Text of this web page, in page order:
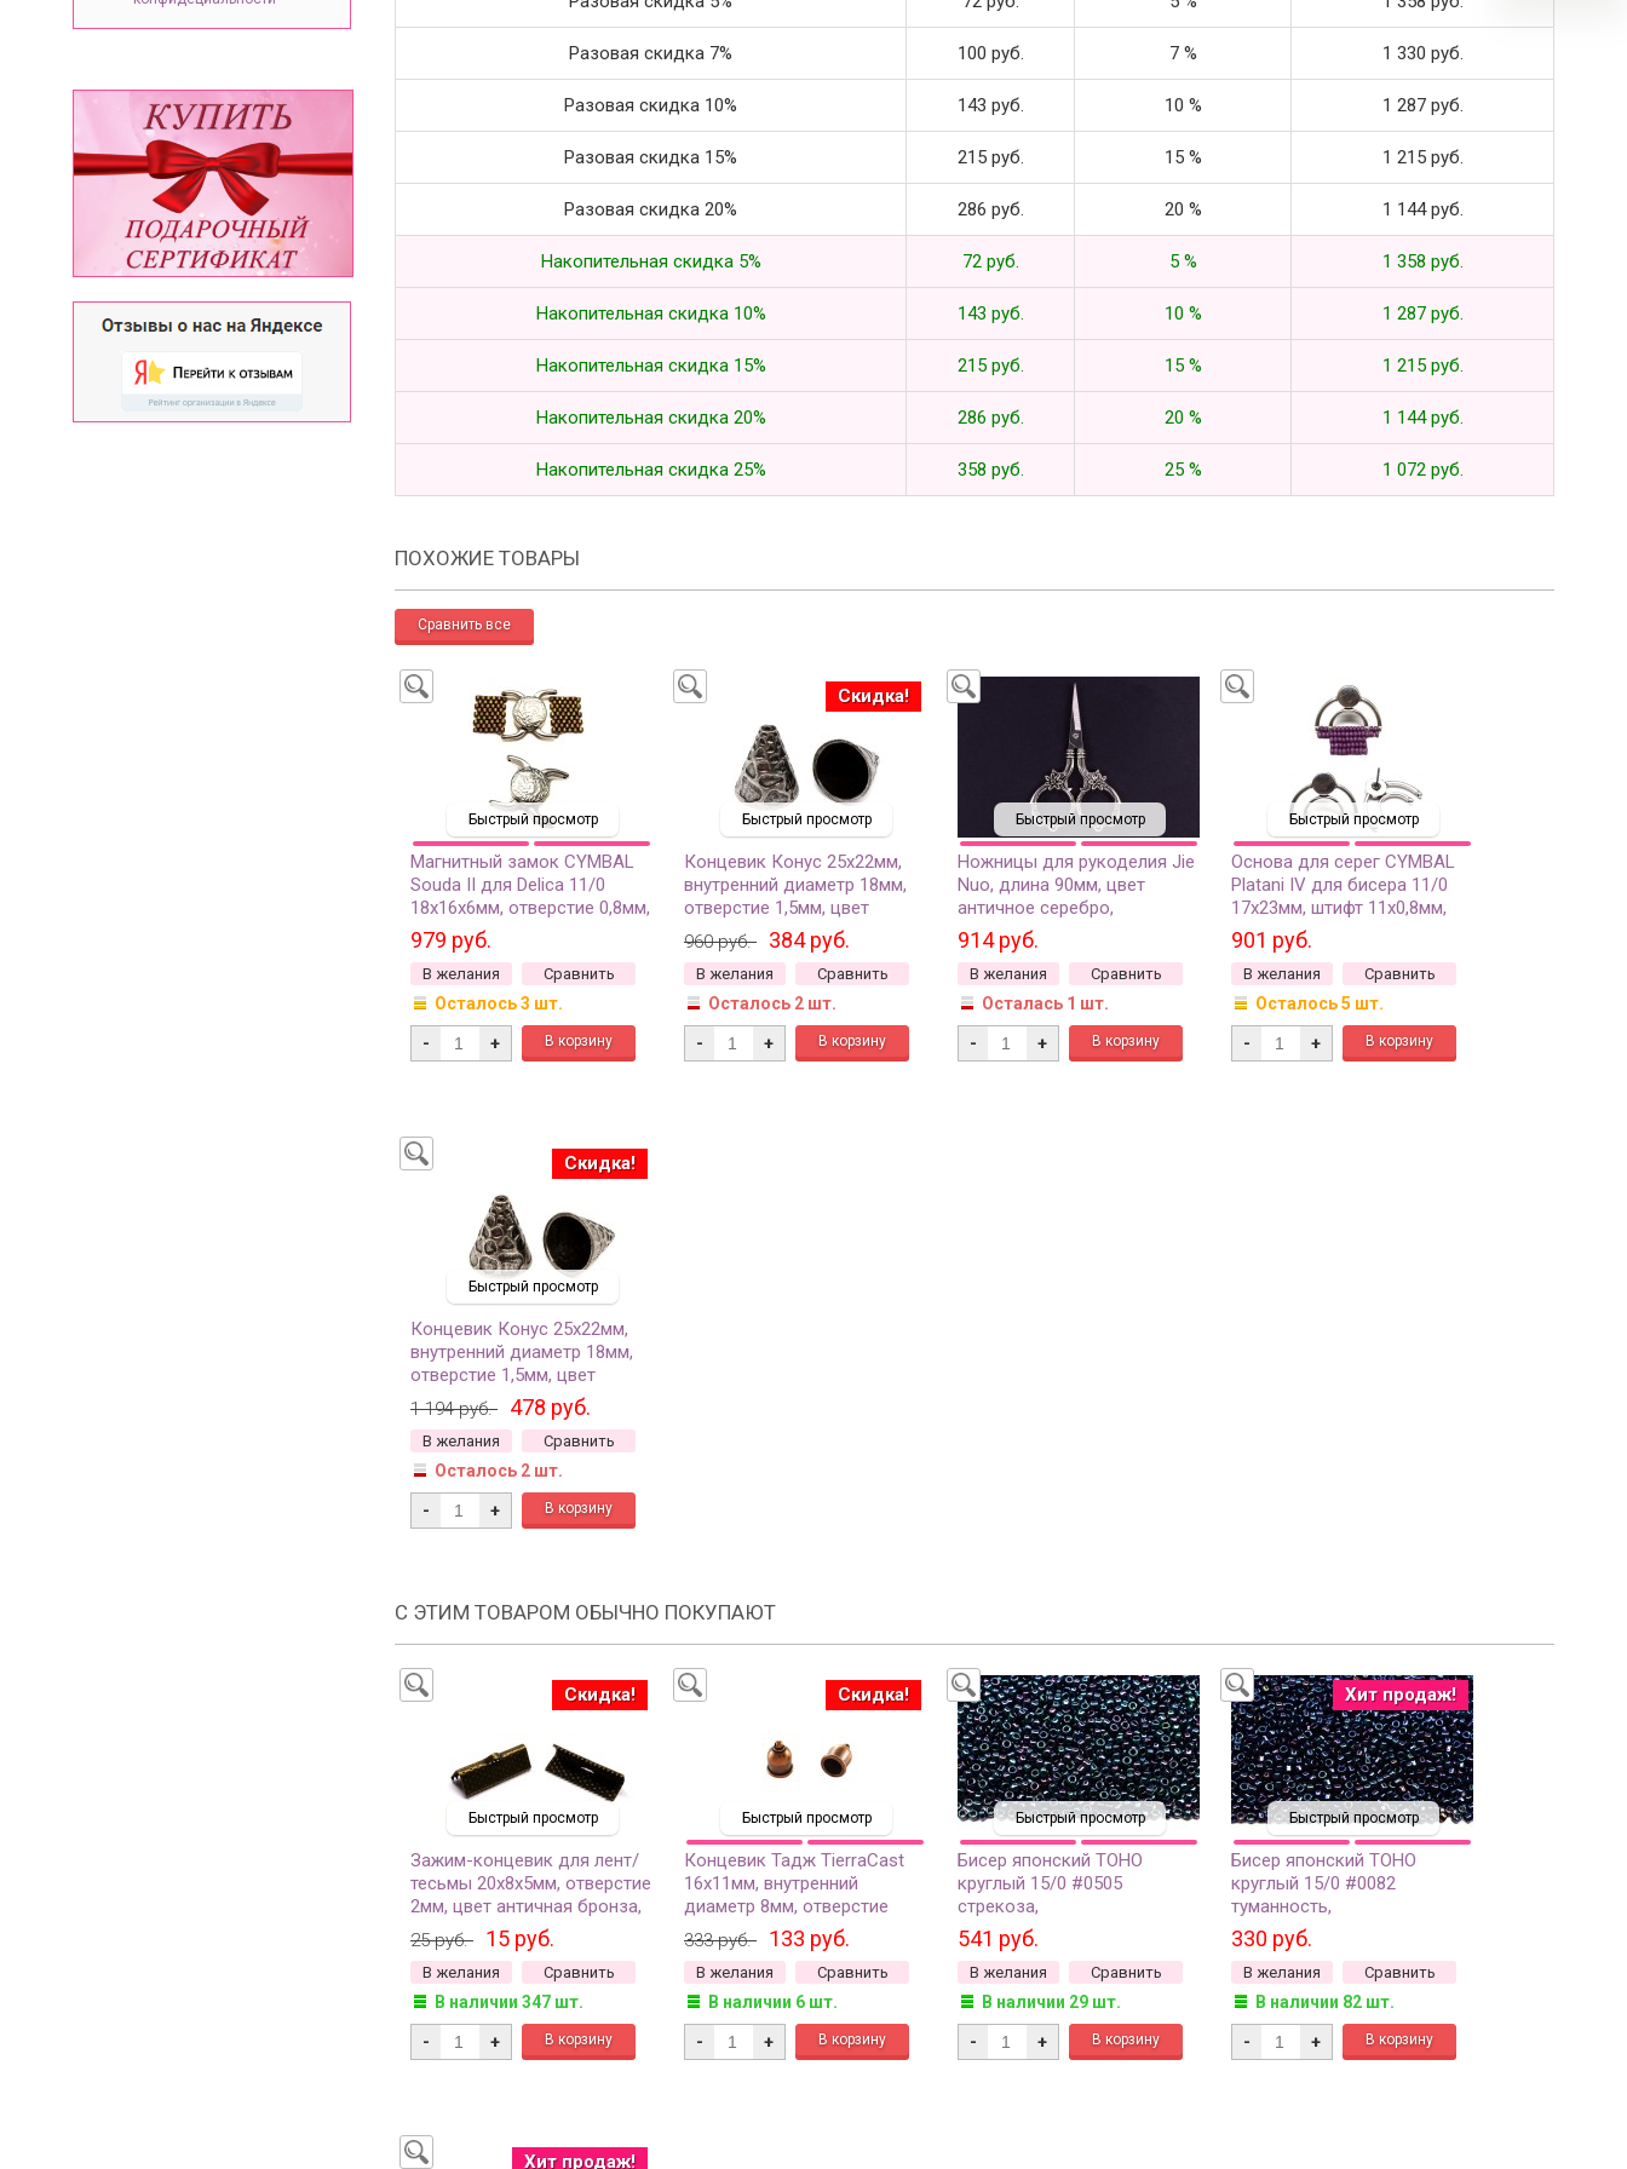
Разовая скидка 7% 100 руб. 7 % 1 330 руб.
Разовая скидка 10% 143 руб. 10 % 1 287 руб.
Разовая скидка 15% 215 руб. 15 % 1 215 руб.
Разовая скидка 20% 286 руб. 20 % 1 144 руб.
Накопительная скидка 5% 72 руб. 5 % 1 358 руб.
Накопительная скидка 10% 143 руб. 10 % 1 287 руб.
Накопительная скидка 15% 215 руб. 15 % 1 215 руб.
Накопительная скидка 20% 286 руб. 20 % 1 144 руб.
Накопительная скидка 25% 358 руб. 25 % 1 072 руб.
ПОХОЖИЕ ТОВАРЫ
Быстрый просмотр
Магнитный замок CYMBAL
Souda II для Delica 11/0
18х16х6мм, отверстие 0,8мм,
цвет античное серебро, 11-
188, 1шт
979 руб.
В желания Сравнить
Осталось 3 шт.
- +
Быстрый просмотр
Скидка!
Концевик Конус 25х22мм,
внутренний диаметр 18мм,
отверстие 1,5мм, цвет
античное серебро,
гипоаллергенный сплав, 01-
202, 2шт
960 руб. 384 руб.
В желания Сравнить
Осталось 2 шт.
- +
Быстрый просмотр
Ножницы для рукоделия Jie
Nuo, длина 90мм, цвет
античное серебро,
хирургическая сталь, 1011-
045, 1шт
914 руб.
В желания Сравнить
Осталась 1 шт.
- +
Быстрый просмотр
Основа для серег CYMBAL
Platani IV для бисера 11/0
17х23мм, штифт 11х0,8мм,
отверстие 0,8мм, цвет
античное серебро, 11-234, 1
пара
901 руб.
В желания Сравнить
Осталось 5 шт.
- +
Быстрый просмотр
Скидка!
Концевик Конус 25х22мм,
внутренний диаметр 18мм,
отверстие 1,5мм, цвет
античное серебро,
гипоаллергенный сплав, 01-
206, 2шт
1 194 руб. 478 руб.
В желания Сравнить
Осталось 2 шт.
- +
С ЭТИМ ТОВАРОМ ОБЫЧНО ПОКУПАЮТ
Быстрый просмотр
Скидка!
Зажим-концевик для лент/
тесьмы 20х8х5мм, отверстие
2мм, цвет античная бронза,
железо, 04-009, 4шт
25 руб. 15 руб.
В желания Сравнить
В наличии 347 шт.
- +
Быстрый просмотр
Скидка!
Концевик Тадж TierraCast
16х11мм, внутренний
диаметр 8мм, отверстие
1мм, цвет античная медь,
01-0212-18, 1шт
333 руб. 133 руб.
В желания Сравнить
В наличии 6 шт.
- +
Быстрый просмотр
Бисер японский TOHO
круглый 15/0 #0505
стрекоза,
металлизированный
золотом, 10 грамм
541 руб.
В желания Сравнить
В наличии 29 шт.
- +
Быстрый просмотр
Хит продаж!
Бисер японский TOHO
круглый 15/0 #0082
туманность,
металлизированный, 10
грамм
330 руб.
В желания Сравнить
В наличии 82 шт.
- +
Хит продаж!